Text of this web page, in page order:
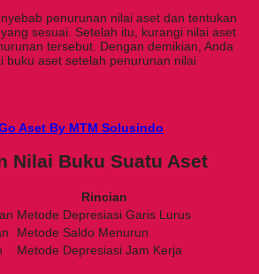
penurunan nilai aset dan tentukan
sesuai. Setelah itu, kurangi nilai aset
tersebut. Dengan demikian, Anda
buku aset setelah penurunan nilai
Aset By MTM Solusindo
Nilai Buku Suatu Aset
Rincian
Metode Depresiasi Garis Lurus
Metode Saldo Menurun
Metode Depresiasi Jam Kerja